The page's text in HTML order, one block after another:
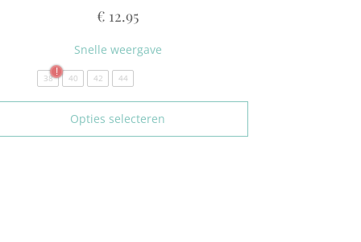
€ 12.95
Opties selecteren
Snelle weergave
38 40 42 44